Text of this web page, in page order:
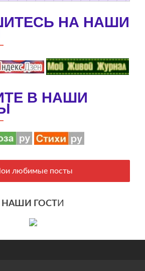
НА НАШИ
В НАШИ
любимые посты
НАШИ ГОСТ И